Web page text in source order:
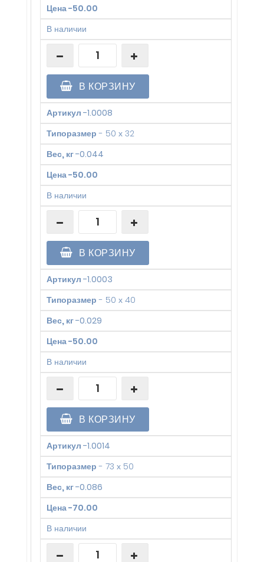
Цена-50.00
В наличии
В КОРЗИНУ
Артикул -1.0008
Типоразмер - 50 х 32
Вес, кг-0.044
Цена-50.00
В наличии
В КОРЗИНУ
Артикул -1.0003
Типоразмер - 50 х 40
Вес, кг-0.029
Цена-50.00
В наличии
В КОРЗИНУ
Артикул -1.0014
Типоразмер - 73 х 50
Вес, кг-0.086
Цена-70.00
В наличии